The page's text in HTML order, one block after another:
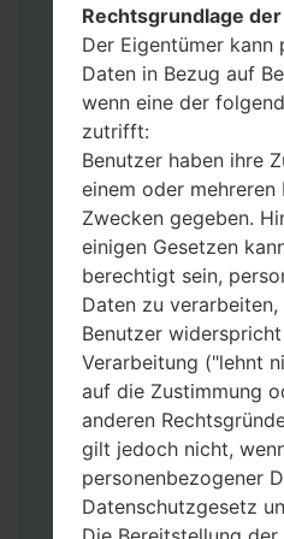
Wenn Sie das
möchten, wählen
anderen Fall wählen
um Ihre Daten zu
Jetzt schalten Sie
aktivieren Sie
Methoden, wie es
Halten Sie die
Bixbi- Tasten
Halten Sie
gedrückt.
einem USB-Kabel an
Halten Sie die
Home-Tasten
Schließen Sie
halten Sie die
gedrückt.
Halten Sie die
Rechtsgrundlage
Der Eigentümer kann
Daten in Bezug auf
wenn eine der
zutrifft:
Benutzer haben ihre
einem oder mehreren
Zwecken gegeben.
einigen Gesetzen
berechtigt sein,
Daten zu
Benutzer
Verarbeitung ("lehnt
auf die Zustimmung
anderen
gilt jedoch nicht,
personenbezogener
Datenschutzgesetz